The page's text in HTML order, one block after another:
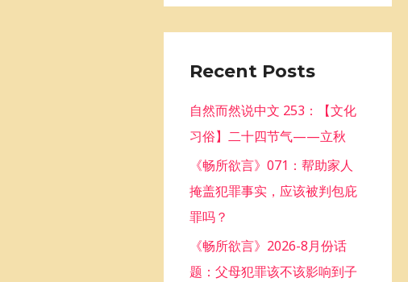
c
f
o
:
Recent Posts
自然而然说中文 253：【文化
习俗】二十四节气——立秋
《畅所欲言》071：帮助家人
掩盖犯罪事实，应该被判包庇
罪吗？
《畅所欲言》2026-8月份话
题：父母犯罪该不该影响到子